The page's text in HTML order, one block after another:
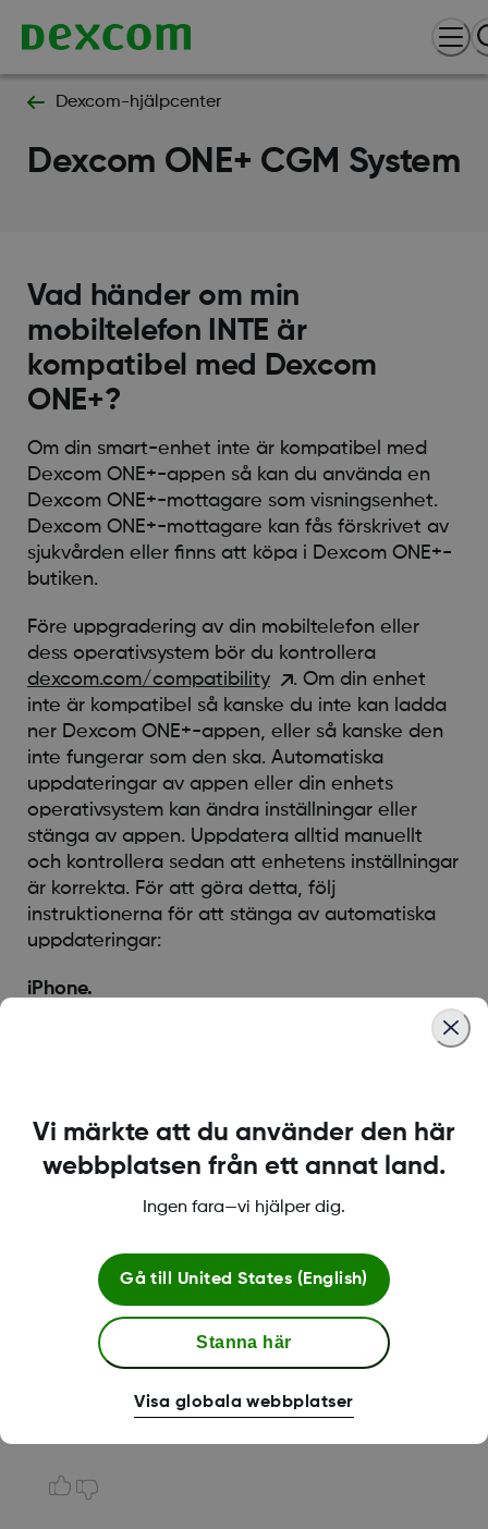
Dexcom-hjälpcenter
Dexcom ONE+ CGM System
Vad händer om min
mobiltelefon INTE är
kompatibel med Dexcom
ONE+?
Om din smart-enhet inte är kompatibel med
Dexcom ONE+-appen så kan du använda en
Dexcom ONE+-mottagare som visningsenhet.
Dexcom ONE+-mottagare kan fås förskrivet av
sjukvården eller finns att köpa i Dexcom ONE+-
butiken.
Före uppgradering av din mobiltelefon eller
dess operativsystem bör du kontrollera
dexcom.com/compatibility
. Om din enhet
inte är kompatibel så kanske du inte kan ladda
ner Dexcom ONE+-appen, eller så kanske den
inte fungerar som den ska. Automatiska
uppdateringar av appen eller din enhets
operativsystem kan ändra inställningar eller
stänga av appen. Uppdatera alltid manuellt
och kontrollera sedan att enhetens inställningar
är korrekta. För att göra detta, följ
instruktionerna för att stänga av automatiska
uppdateringar:
iPhone.
Stäng av Automatiska uppdateringar.
Android.
Tryck på Programuppdatering.
Tryck på kugghjulet.
Tryck på Automatisk nedladdning och installering.
Tryck på Tillåt inte.
Vi märkte att du använder den här
webbplatsen från ett annat land.
Ingen fara—vi hjälper dig.
Gå till United States (English)
Stanna här
Visa globala webbplatser